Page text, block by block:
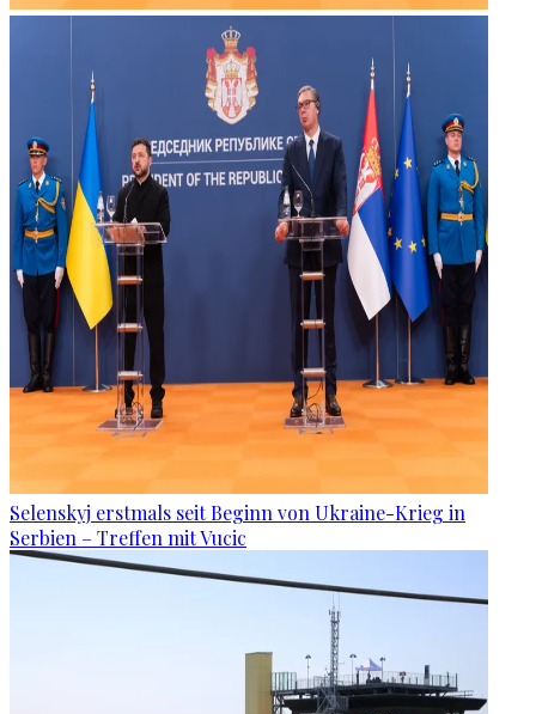
Selenskyj erstmals seit Beginn von Ukraine-Krieg in
Serbien – Treffen mit Vucic